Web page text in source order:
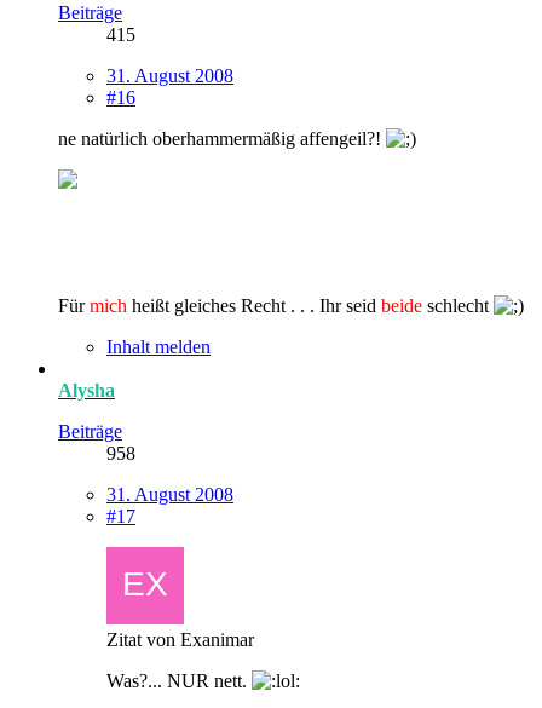
Beiträge
415
31. August 2008
#16
ne natürlich oberhammermäßig affengeil?!
Fürmich heißt gleiches Recht . . . Ihr seid beide schlecht
Inhalt melden
Alysha
Beiträge
958
31. August 2008
#17
Zitat von Exanimar
Was?... NUR nett.